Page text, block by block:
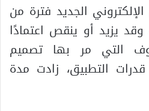
الجديد فترة من
يزيد أو ينقص اعتمادًا
التي مر بها تصميم
التطبيق، زادت مدة